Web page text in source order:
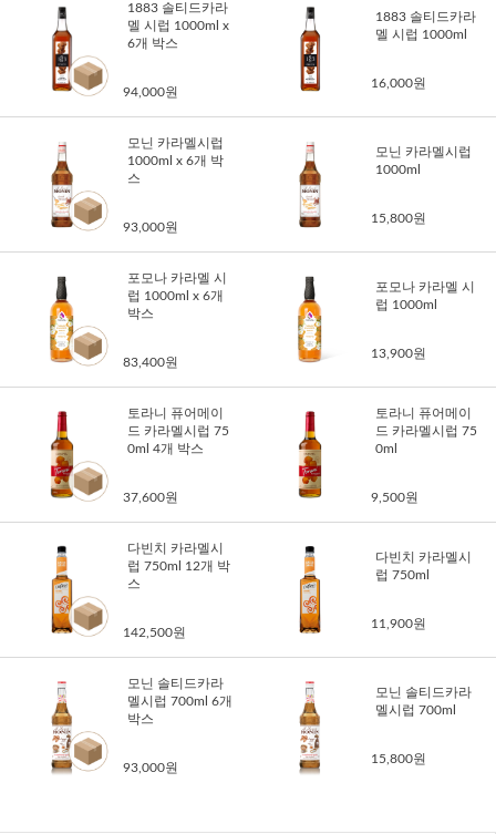
1883 솔티드카라
멜 시럽 1000ml x
6개 박스
94,000원
1883 솔티드카라
멜 시럽 1000ml
16,000원
모닌 카라멜시럽
1000ml x 6개 박
스
93,000원
모닌 카라멜시럽
1000ml
15,800원
포모나 카라멜 시
럽 1000ml x 6개
박스
83,400원
포모나 카라멜 시
럽 1000ml
13,900원
토라니 퓨어메이
드 카라멜시럽 75
0ml 4개 박스
37,600원
토라니 퓨어메이
드 카라멜시럽 75
0ml
9,500원
다빈치 카라멜시
럽 750ml 12개 박
스
142,500원
다빈치 카라멜시
럽 750ml
11,900원
모닌 솔티드카라
멜시럽 700ml 6개
박스
93,000원
모닌 솔티드카라
멜시럽 700ml
15,800원